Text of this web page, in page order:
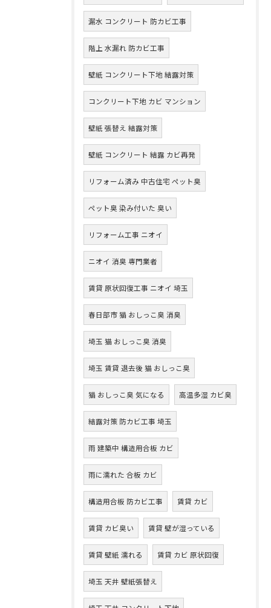
漏水 コンクリート 防カビ工事
階上 水漏れ 防カビ工事
壁紙 コンクリート下地 結露対策
コンクリート下地 カビ マンション
壁紙 張替え 結露対策
壁紙 コンクリート 結露 カビ再発
リフォーム済み 中古住宅 ペット臭
ペット臭 染み付いた 臭い
リフォーム工事 ニオイ
ニオイ 消臭 専門業者
賃貸 原状回復工事 ニオイ 埼玉
春日部市 猫 おしっこ臭 消臭
埼玉 猫 おしっこ臭 消臭
埼玉 賃貸 退去後 猫 おしっこ臭
猫 おしっこ臭 気になる 高温多湿 カビ臭
結露対策 防カビ工事 埼玉
雨 建築中 構造用合板 カビ
雨に濡れた 合板 カビ
構造用合板 防カビ工事 賃貸 カビ
賃貸 カビ臭い 賃貸 壁が湿っている
賃貸 壁紙 濡れる 賃貸 カビ 原状回復
埼玉 天井 壁紙張替え